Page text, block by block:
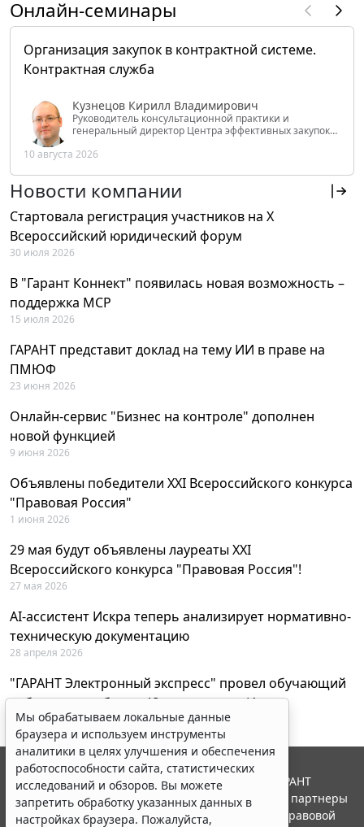
Онлайн-семинары
Организация закупок в контрактной системе.
Контрактная служба
Кузнецов Кирилл Владимирович
Руководитель консультационной практики и
генеральный директор Центра эффективных закупок
РФ
10 августа 2026
Новости компании
Стартовала регистрация участников на X
Всероссийский юридический форум
30 июля 2026
В "Гарант Коннект" появилась новая возможность –
поддержка MCP
15 июля 2026
ГАРАНТ представит доклад на тему ИИ в праве на
ПМЮФ
23 июня 2026
Онлайн-сервис "Бизнес на контроле" дополнен
новой функцией
9 июня 2026
Объявлены победители XXI Всероссийского конкурса
"Правовая Россия"
1 июня 2026
29 мая будут объявлены лауреаты XXI
Всероссийского конкурса "Правовая Россия"!
27 мая 2026
AI-ассистент Искра теперь анализирует нормативно-
техническую документацию
28 апреля 2026
"ГАРАНТ Электронный экспресс" провел обучающий
вебинар по работе с AI-ассистентом Искра
23 апреля 2026
Мы обрабатываем локальные данные
браузера и используем инструменты
аналитики в целях улучшения и обеспечения
работоспособности сайта, статистических
исследований и обзоров. Вы можете
запретить обработку указанных данных в
настройках браузера. Пожалуйста,
© ООО "НПП "ГАРАНТ-СЕРВИС", 2026. Система ГАРАНТ
выпускается с 1990 года. Компания "Гарант" и ее партнеры
являются участниками Российской ассоциации правовой